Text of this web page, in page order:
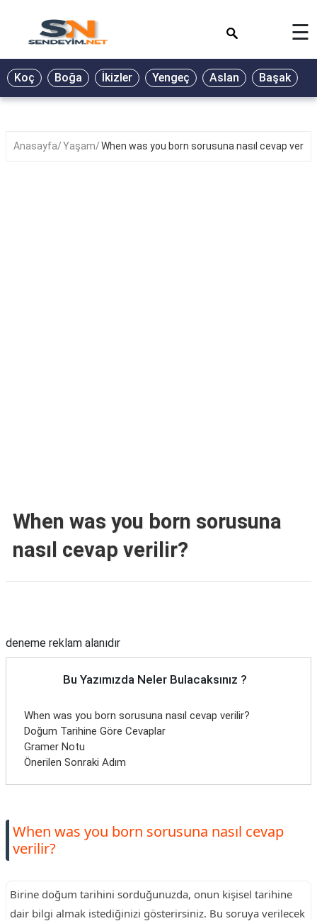
BİYOGRAFİ
GALERİ
☰
Koç Boğa İkizler Yengeç Aslan Başak
Anasayfa Yaşam When was you born sorusuna nasıl cevap
When was you born sorusuna
nasıl cevap verilir?
deneme reklam alanıdır
Bu Yazımızda Neler Bulacaksınız ?
When was you born sorusuna nasıl cevap verilir?
Doğum Tarihine Göre Cevaplar
Gramer Notu
Önerilen Sonraki Adım
When was you born sorusuna nasıl cevap
verilir?
Birine doğum tarihini sorduğunuzda, onun kişisel tarihine
dair bilgi almak istediğinizi gösterirsiniz. Bu soruya verilecek